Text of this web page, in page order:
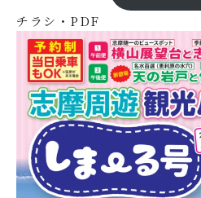
チラシ・PDF